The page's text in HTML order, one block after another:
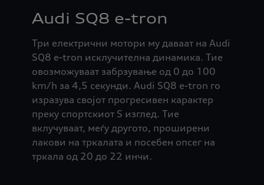
Audi SQ8 e-tron
Три електрични мотори му даваат на Audi
SQ8 e-tron исклучителна динамика. Тие
овозможуваат забрзување од 0 до 100
km/h за 4,5 секунди. Audi SQ8 e-tron го
изразува својот прогресивен карактер
преку спортскиот S изглед. Тие
вклучуваат, меѓу другото, проширени
лакови на тркалата и посебен опсег на
тркала од 20 до 22 инчи.